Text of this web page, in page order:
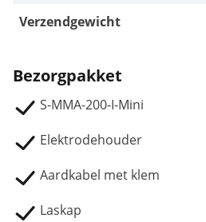
Verzendgewicht
Bezorgpakket
S-MMA-200-I-Mini
Elektrodehouder
Aardkabel met klem
Laskap